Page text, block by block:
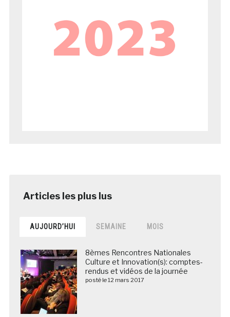
AUJOURD’HUI SEMAINE MOIS
8èmes Rencontres Nationales
Culture et Innovation(s): comptes-
rendus et vidéos de la journée
posté le 12 mars 2017